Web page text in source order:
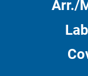
Arr./